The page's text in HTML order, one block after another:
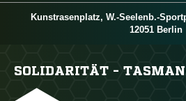
Kunstrasenplatz, W.-Seelenb.-
12051 Berlin
SOLIDARITÄT -